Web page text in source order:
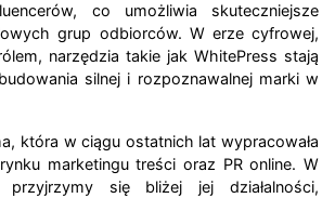
co umożliwia skuteczniejsze
grup odbiorców. W erze cyfrowej,
narzędzia takie jak WhitePress stają
silnej i rozpoznawalnej marki w
która w ciągu ostatnich lat wypracowała
marketingu treści oraz PR online. W
przyjrzymy się bliżej jej działalności,